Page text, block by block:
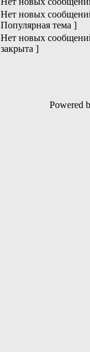
Нет новых
Популярная тема ]
Нет новых
закрыта ]
Powered